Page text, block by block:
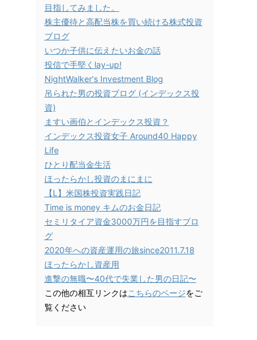
目指してみました。
株主優待と高配当株を買い続ける株式投資
ブログ
いつか子供に伝えたいお金の話
投信で手堅くlay-up!
NightWalker's Investment Blog
吊られた男の投資ブログ (インデックス投
資)
ますい画伯とインデックス投資？
インデックス投資女子 Around40 Happy
Life
ひとり配当金生活
ほったらかし投資のまにまに
【L】米国株投資実践日記
Time is money キムのお金日記
セミリタイア資金3000万円を目指すブロ
グ
2020年への資産運用の旅since2011.7.18
ほったらかし資産用
進撃の無職〜40代で失業した男の日記〜
この他の相互リンクはこちらのページをご
覧ください